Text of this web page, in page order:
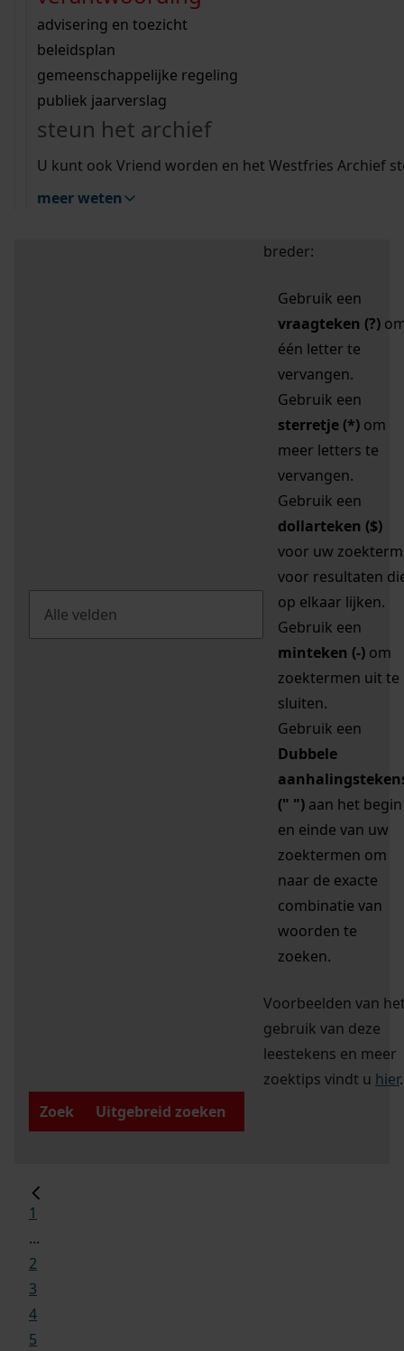
bouwvergunningen
omgevingsvergunningen
vergunningen
beeld en geluid
uitleg nodig?
Wij helpen u op weg met een aantal zoektips.
bekijk alle zoektips
Wij helpen u op weg met een aantal zoektips.
bekijk alle zoektips
bekijk ons geschiedenislokaal
advisering en toezicht
beleidsplan
gemeenschappelijke regeling
publiek jaarverslag
steun het archief
U kunt ook Vriend worden en het Westfries Archief
meer weten
zoektips
Mijn Studiezaal (inloggen)
uw zoekopdracht te
breder:
Gebruik een
vraagteken (?)
één letter te
vervangen.
Gebruik een
sterretje (*) om
meer letters te
vervangen.
Gebruik een
dollarteken ($)
voor uw zoekterm
voor resultaten
op elkaar lijken.
Gebruik een
minteken (-) om
zoektermen uit te
sluiten.
Gebruik een
Dubbele
(" ") aan het begin
en einde van uw
zoektermen om
naar de exacte
combinatie van
woorden te
zoeken.
Voorbeelden van
gebruik van deze
leestekens en meer
zoektips vindt u hier.
Zoek
Uitgebreid zoeken
1
...
2
3
4
5